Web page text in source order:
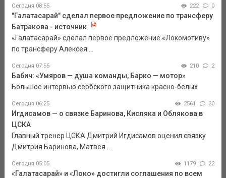
Сегодня 08:55 222 0
"Галатасарай" сделал первое предложение по трансферу
Батракова - источник
«Галатасарай» сделал первое предложение «Локомотиву»
по трансферу Алексея ...
Сегодня 07:55 210 2
Бабич: «Умяров — душа команды, Барко — мотор»
Большое интервью сербского защитника красно-белых
Сегодня 06:25 2561 30
Игдисамов — о связке Баринова, Кисляка и Облякова в
ЦСКА
Главный тренер ЦСКА Дмитрий Игдисамов оценил связку
Дмитрия Баринова, Матвея ...
Сегодня 05:05 1179 22
«Галатасарай» и «Локо» достигли соглашения по всем